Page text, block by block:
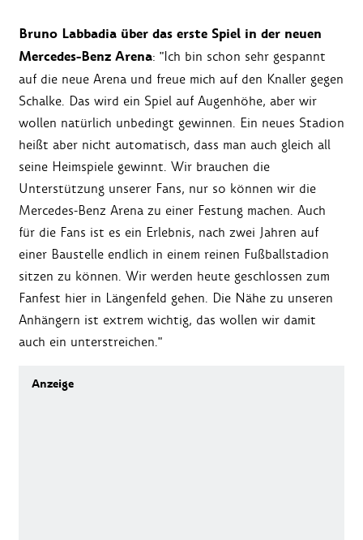
Bruno Labbadia über das erste Spiel in der neuen
Mercedes-Benz Arena: "Ich bin schon sehr gespannt
auf die neue Arena und freue mich auf den Knaller gegen
Schalke. Das wird ein Spiel auf Augenhöhe, aber wir
wollen natürlich unbedingt gewinnen. Ein neues Stadion
heißt aber nicht automatisch, dass man auch gleich all
seine Heimspiele gewinnt. Wir brauchen die
Unterstützung unserer Fans, nur so können wir die
Mercedes-Benz Arena zu einer Festung machen. Auch
für die Fans ist es ein Erlebnis, nach zwei Jahren auf
einer Baustelle endlich in einem reinen Fußballstadion
sitzen zu können. Wir werden heute geschlossen zum
Fanfest hier in Längenfeld gehen. Die Nähe zu unseren
Anhängern ist extrem wichtig, das wollen wir damit
auch ein unterstreichen."